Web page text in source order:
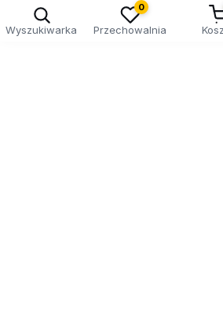
Wyszukiwarka
0
Przechowalnia